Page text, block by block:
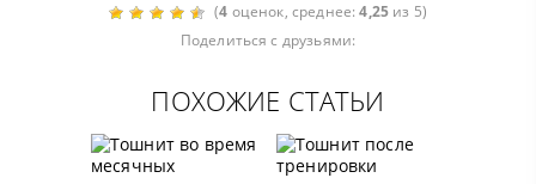
(4 оценок, среднее:4,25 из 5)
Поделиться с друзьями:
ПОХОЖИЕ СТАТЬИ